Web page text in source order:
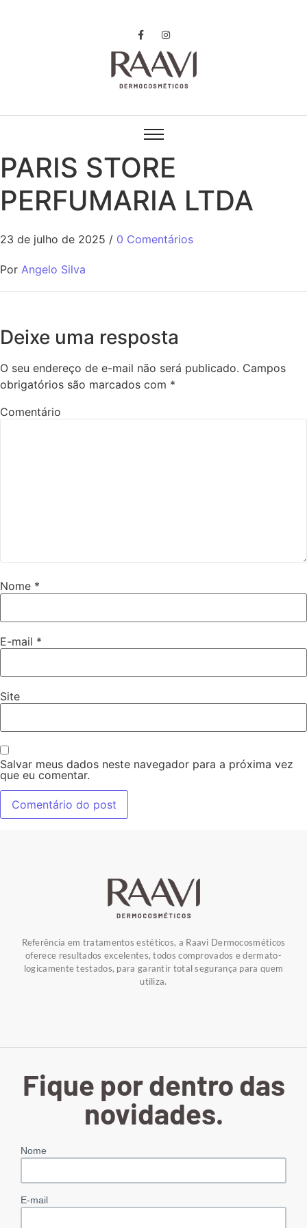
PARIS STORE
PERFUMARIA LTDA
23 de julho de 2025 / 0 Comentários
Por Angelo Silva
Deixe uma resposta
O seu endereço de e-mail não será publicado. Campos
obrigatórios são marcados com *
Comentário
Nome *
E-mail *
Site
Salvar meus dados neste navegador para a próxima vez
que eu comentar.
Referência em tratamentos estéticos, a Raavi Dermocosméticos
oferece resultados excelentes, todos comprovados e dermato-
logicamente testados, para garantir total segurança para quem
utiliza.
Fique por dentro das
novidades.
Nome
E-mail